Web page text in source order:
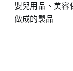
嬰兒用品、美容
做成的製品